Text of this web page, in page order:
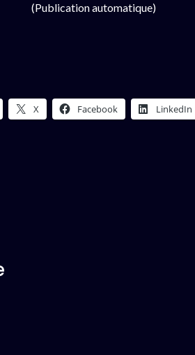
(Publication automatique)
X Facebook LinkedIn